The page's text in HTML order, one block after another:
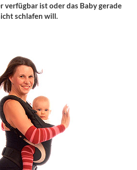
verfügbar ist oder das Baby gerade
schlafen will.